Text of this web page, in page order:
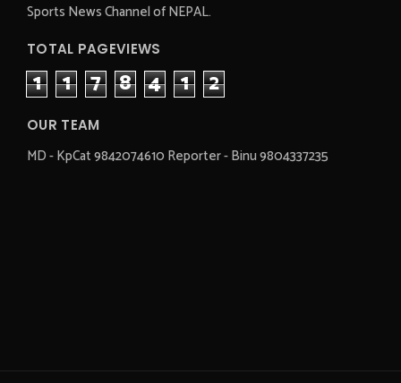
Sports News Channel of NEPAL.
TOTAL PAGEVIEWS
1 1 7 8 4 1 2
OUR TEAM
MD - KpCat 9842074610 Reporter - Binu 9804337235